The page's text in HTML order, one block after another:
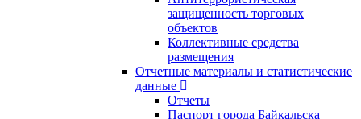
защищенность торговых
объектов
Коллективные средства
размещения
Отчетные материалы и статистические
данные
Отчеты
Паспорт города Байкальска